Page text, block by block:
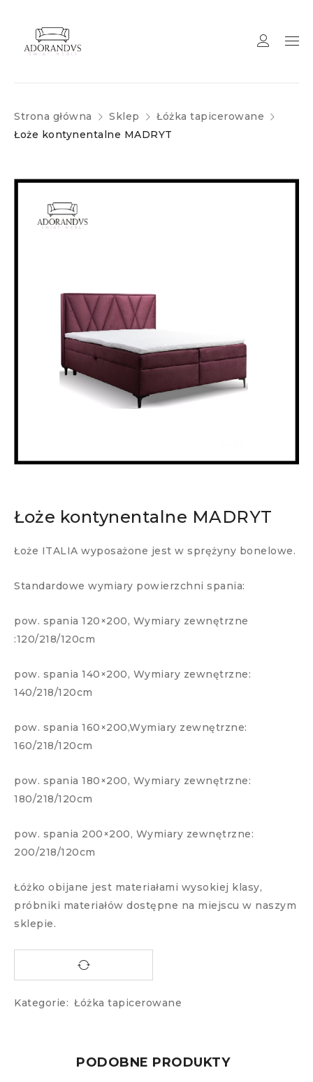
Strona główna Sklep
Łóżka tapicerowane
Łoże kontynentalne MADRYT
Łoże kontynentalne MADRYT
Łoże ITALIA wyposażone jest w sprężyny bonelowe.
Standardowe wymiary powierzchni spania:
pow. spania 120×200, Wymiary zewnętrzne
:120/218/120cm
pow. spania 140×200, Wymiary zewnętrzne:
140/218/120cm
pow. spania 160×200,Wymiary zewnętrzne:
160/218/120cm
pow. spania 180×200, Wymiary zewnętrzne:
180/218/120cm
pow. spania 200×200, Wymiary zewnętrzne:
200/218/120cm
Łóżko obijane jest materiałami wysokiej klasy,
próbniki materiałów dostępne na miejscu w naszym
sklepie.
Kategorie: Łóżka tapicerowane
PODOBNE PRODUKTY